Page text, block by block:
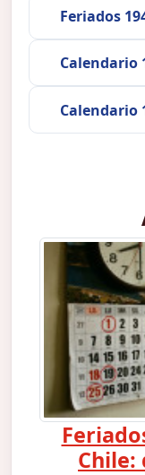
Feriados
Calendario
Calendario
Chile: